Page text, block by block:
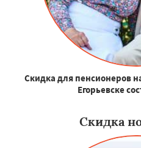
Скидка для пенсионеров
Егорьевске
Скидка